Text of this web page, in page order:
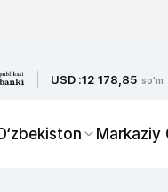
USD :12 178,85 so'm
Markaziy